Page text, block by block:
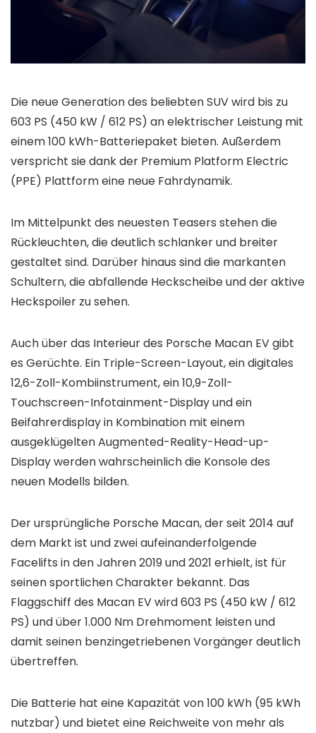
Die neue Generation des beliebten SUV wird bis zu
603 PS (450 kW / 612 PS) an elektrischer Leistung mit
einem 100 kWh-Batteriepaket bieten. Außerdem
verspricht sie dank der Premium Platform Electric
(PPE) Plattform eine neue Fahrdynamik.
Im Mittelpunkt des neuesten Teasers stehen die
Rückleuchten, die deutlich schlanker und breiter
gestaltet sind. Darüber hinaus sind die markanten
Schultern, die abfallende Heckscheibe und der aktive
Heckspoiler zu sehen.
Auch über das Interieur des Porsche Macan EV gibt
es Gerüchte. Ein Triple-Screen-Layout, ein digitales
12,6-Zoll-Kombiinstrument, ein 10,9-Zoll-
Touchscreen-Infotainment-Display und ein
Beifahrerdisplay in Kombination mit einem
ausgeklügelten Augmented-Reality-Head-up-
Display werden wahrscheinlich die Konsole des
neuen Modells bilden.
Der ursprüngliche Porsche Macan, der seit 2014 auf
dem Markt ist und zwei aufeinanderfolgende
Facelifts in den Jahren 2019 und 2021 erhielt, ist für
seinen sportlichen Charakter bekannt. Das
Flaggschiff des Macan EV wird 603 PS (450 kW / 612
PS) und über 1.000 Nm Drehmoment leisten und
damit seinen benzingetriebenen Vorgänger deutlich
übertreffen.
Die Batterie hat eine Kapazität von 100 kWh (95 kWh
nutzbar) und bietet eine Reichweite von mehr als